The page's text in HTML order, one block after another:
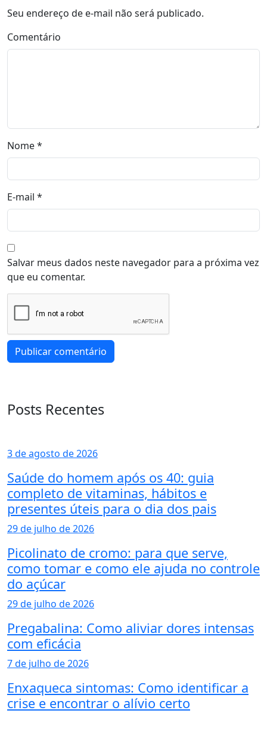
Seu endereço de e-mail não será publicado.
Comentário
Nome*
E-mail *
Salvar meus dados neste navegador para a próxima vez
que eu comentar.
Posts Recentes
3 de agosto de 2026
Saúde do homem após os 40: guia
completo de vitaminas, hábitos e
presentes úteis para o dia dos pais
29 de julho de 2026
Picolinato de cromo: para que serve,
como tomar e como ele ajuda no controle
do açúcar
29 de julho de 2026
Pregabalina: Como aliviar dores intensas
com eficácia
7 de julho de 2026
Enxaqueca sintomas: Como identificar a
crise e encontrar o alívio certo